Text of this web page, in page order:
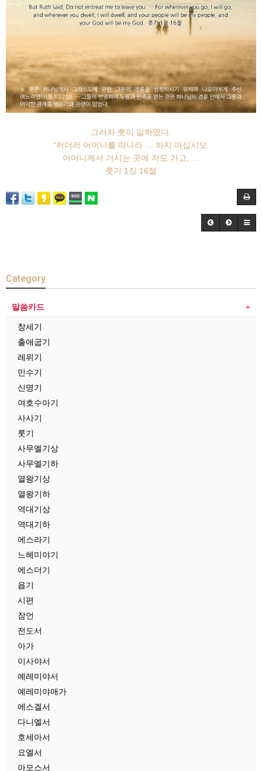
그러자 룻이 말하였다.
“저더러 어머니를 떠나라 … 하지 마십시오.
어머니께서 가시는 곳에 저도 가고, …
룻기 1장 16절
Category
말씀카드
창세기
출애굽기
레위기
민수기
신명기
여호수아기
사사기
룻기
사무엘기상
사무엘기하
열왕기상
열왕기하
역대기상
역대기하
에스라기
느헤미야기
에스더기
욥기
시편
잠언
전도서
아가
이사야서
예레미야서
예레미야애가
에스겔서
다니엘서
호세아서
요엘서
아모스서